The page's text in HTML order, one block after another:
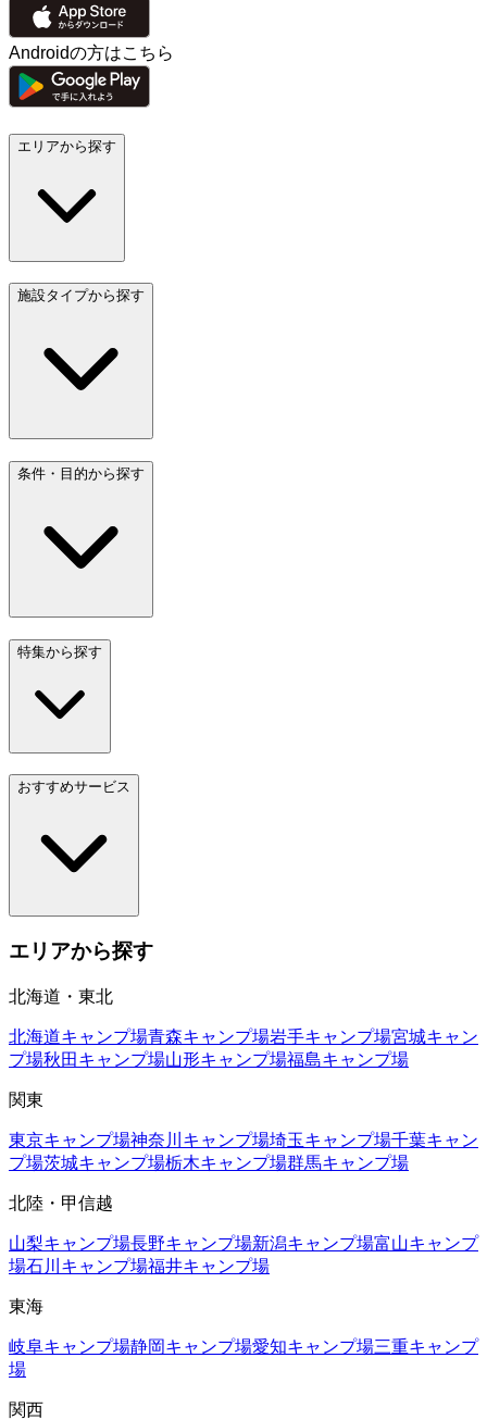
Androidの方はこちら
エリアから探す
施設タイプから探す
条件・目的から探す
特集から探す
おすすめサービス
エリアから探す
北海道・東北
北海道キャンプ場青森キャンプ場岩手キャンプ場宮城キャン
プ場秋田 キャンプ場山形キャンプ場福島キャンプ場
関東
東京キャンプ場神奈川 キャンプ場埼玉キャンプ場千葉キャン
プ場茨城キャンプ場栃木キャンプ場群馬キャンプ場
北陸・甲信越
山梨キャンプ場長野キャンプ場新潟キャンプ場富山キャンプ
場石川 キャンプ場福井キャンプ場
東海
岐阜キャンプ場静岡キャンプ場愛知キャンプ場三重キャンプ
場
関西